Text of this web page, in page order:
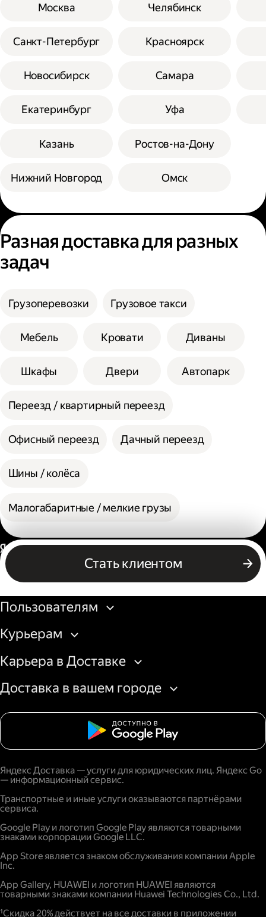
Москва
Санкт-Петербург
Новосибирск
Екатеринбург
Казань
Нижний Новгород
Челябинск
Красноярск
Самара
Уфа
Ростов-на-Дону
Омск
Разная доставка для разных
задач
Грузоперевозки Грузовое такси
Мебель Кровати Диваны
Шкафы Двери Автопарк
Переезд / квартирный переезд
Офисный переезд Дачный переезд
Шины / колёса
Малогабаритные / мелкие грузы
Стать клиентом
Россия
Бизнесу
Пользователям
Курьерам
Карьера в Доставке
Доставка в вашем городе
Яндекс Доставка — услуги для юридических лиц. Яндекс Go
— информационный сервис.
Транспортные и иные услуги оказываются партнёрами
сервиса.
Google Play и логотип Google Play являются товарными
знаками корпорации Google LLC.
App Store является знаком обслуживания компании Apple
Inc.
App Gallery, HUAWEI и логотип HUAWEI являются
товарными знаками компании Huawei Technologies Co., Ltd.
¹Скидка 20% действует на все доставки в приложении